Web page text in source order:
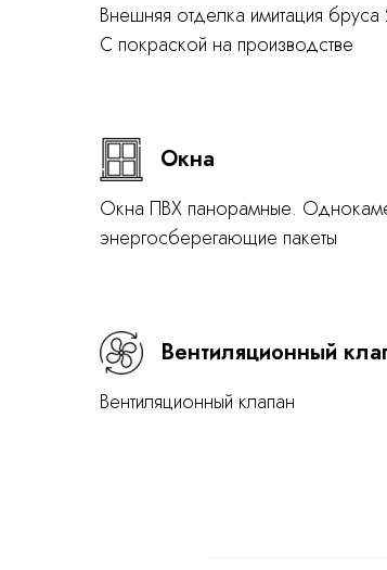
Внешняя отделка имитация
С покраской на производстве
Окна
Окна ПВХ панорамные.
энергосберегающие пакеты
Вентиляционный
Вентиляционный клапан